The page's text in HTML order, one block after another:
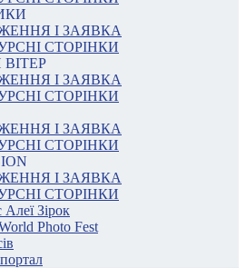
І ЗАЯВКА
СТОРІНКИ
І ЗАЯВКА
СТОРІНКИ
І ЗАЯВКА
СТОРІНКИ
І ЗАЯВКА
СТОРІНКИ
Зірок
Photo Fest